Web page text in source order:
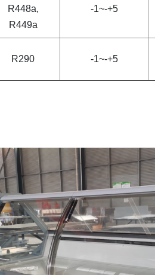
R448a,
R449a
-1~-+5
R290 -1~-+5